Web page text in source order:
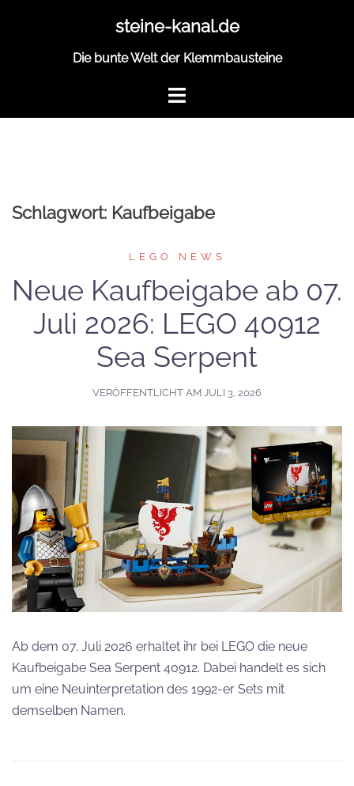
steine-kanal.de
Die bunte Welt der Klemmbausteine
Schlagwort: Kaufbeigabe
LEGO NEWS
Neue Kaufbeigabe ab 07.
Juli 2026: LEGO 40912
Sea Serpent
VERÖFFENTLICHT AM JULI 3, 2026
Ab dem 07. Juli 2026 erhaltet ihr bei LEGO die neue
Kaufbeigabe Sea Serpent 40912. Dabei handelt es sich
um eine Neuinterpretation des 1992-er Sets mit
demselben Namen.